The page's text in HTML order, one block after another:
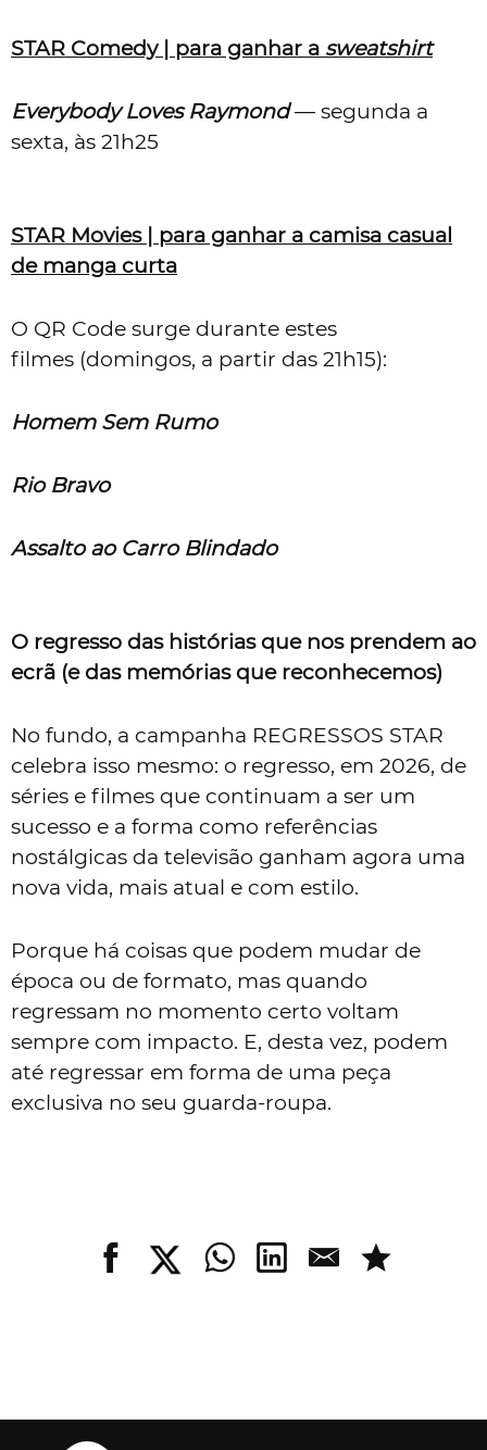
STAR Comedy | para ganhar a sweatshirt
Everybody Loves Raymond— segunda a
sexta, às 21h25
STAR Movies | para ganhar a camisa casual
de manga curta
O QR Code surge durante estes
filmes (domingos, a partir das 21h15):
Homem Sem Rumo
Rio Bravo
Assalto ao Carro Blindado
O regresso das histórias que nos prendem ao
ecrã (e das memórias que reconhecemos)
No fundo, a campanha REGRESSOS STAR
celebra isso mesmo: o regresso, em 2026, de
séries e filmes que continuam a ser um
sucesso e a forma como referências
nostálgicas da televisão ganham agora uma
nova vida, mais atual e com estilo.
Porque há coisas que podem mudar de
época ou de formato, mas quando
regressam no momento certo voltam
sempre com impacto. E, desta vez, podem
até regressar em forma de uma peça
exclusiva no seu guarda-roupa.